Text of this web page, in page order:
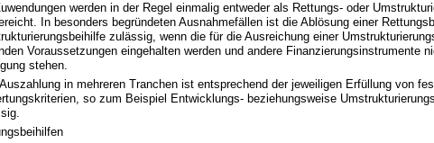
werden in der Regel einmalig entweder als Rettungs- oder
In besonders begründeten Ausnahmefällen ist die Ablösung einer
zulässig, wenn die für die Ausreichung einer
Voraussetzungen eingehalten werden und andere Finanzierungsinstrumente
stehen.
in mehreren Tranchen ist entsprechend der jeweiligen Erfüllung von
so zum Beispiel Entwicklungs- beziehungsweise